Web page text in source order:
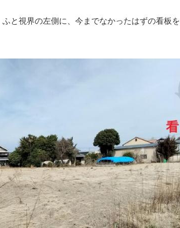
と視界の左側に、今までなかったはずの看板